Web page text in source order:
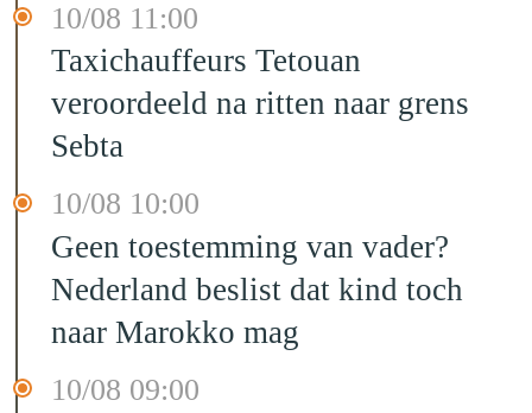
10/08 11:00
Taxichauffeurs Tetouan
veroordeeld na ritten naar grens
Sebta
10/08 10:00
Geen toestemming van vader?
Nederland beslist dat kind toch
naar Marokko mag
10/08 09:00